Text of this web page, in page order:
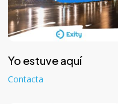
Leer más
Yo estuve aquí
Contacta